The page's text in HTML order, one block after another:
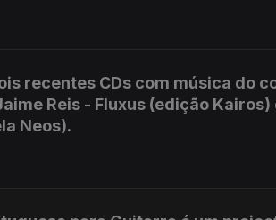
recentes CDs com música do
Reis - Fluxus (edição Kairos)
Neos).